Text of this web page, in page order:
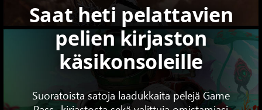
Saat heti pelattavien
pelien kirjaston
käsikonsoleille
Suoratoista satoja laadukkaita pelejä Game